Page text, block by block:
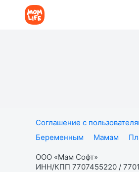
Соглашение с
Беременным
Мамам
ООО «Мам Софт»
ИНН/КПП 7707455220 /